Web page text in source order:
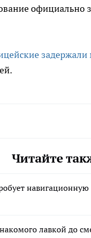
официально
Читайте
навигационную
лавкой до